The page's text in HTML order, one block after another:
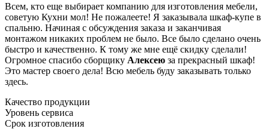
Всем, кто еще выбирает компанию для изготовления мебели,
советую Кухни мол! Не пожалеете! Я заказывала шкаф-купе в
спальню. Начиная с обсуждения заказа и заканчивая
монтажом никаких проблем не было. Все было сделано очень
быстро и качественно. К тому же мне ещё скидку сделали!
Огромное спасибо сборщику Алексею за прекрасный шкаф!
Это мастер своего дела! Всю мебель буду заказывать только
здесь.
Качество продукции
Уровень сервиса
Срок изготовления